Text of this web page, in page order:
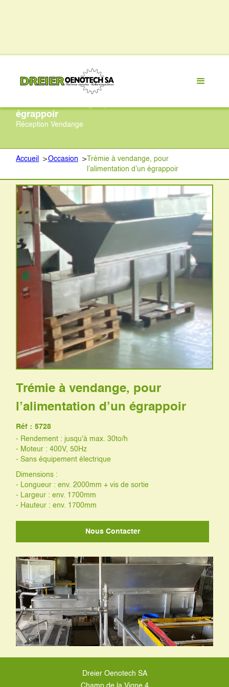
égrappoir
Réception Vendange
Accueil >Occasion >Trémie à vendange, pour
l’alimentation d’un égrappoir
Trémie à vendange, pour
l’alimentation d’un égrappoir
Réf : 5728
- Rendement : jusqu'à max. 30to/h
- Moteur : 400V, 50Hz
- Sans équipement électrique
Dimensions :
- Longueur : env. 2000mm + vis de sortie
- Largeur : env. 1700mm
- Hauteur : env. 1700mm
Nous Contacter
Dreier Oenotech SA